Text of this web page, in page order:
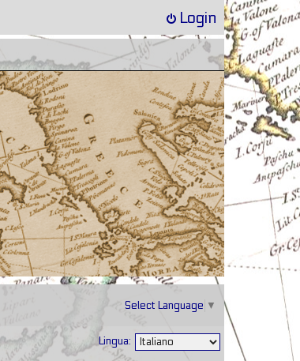
Login
Select Language ▼
Lingua: